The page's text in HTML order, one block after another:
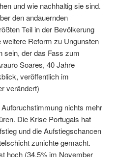
und wie nachhaltig sie sind.
den andauernden
Teil in der Bevölkerung
Reform zu Ungunsten
sein, der das Fass zum
Soares, 40 Jahre
veröffentlich im
verändert)
nichts mehr
Die Krise Portugals hat
und die Aufstiegschancen
zunichte gemacht.
hoch (34,5% im November